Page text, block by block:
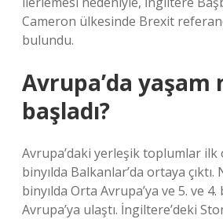
Cameron ülkesinde Brexit
bulundu.
Avrupa’da yaşam
başladı?
Avrupa’daki yerleşik toplumlar ilk
binyılda Balkanlar’da ortaya
binyılda Orta Avrupa’ya ve 5. ve 4.
Avrupa’ya ulaştı. İngiltere’deki